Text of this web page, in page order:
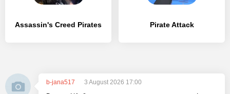
Assassin's Creed Pirates Pirate Attack
b-jana517
3 August 2026 17:00